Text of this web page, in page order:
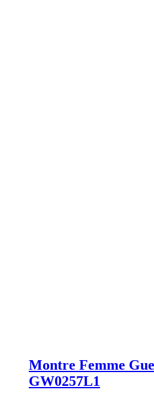
Montre Femme
GW0257L1